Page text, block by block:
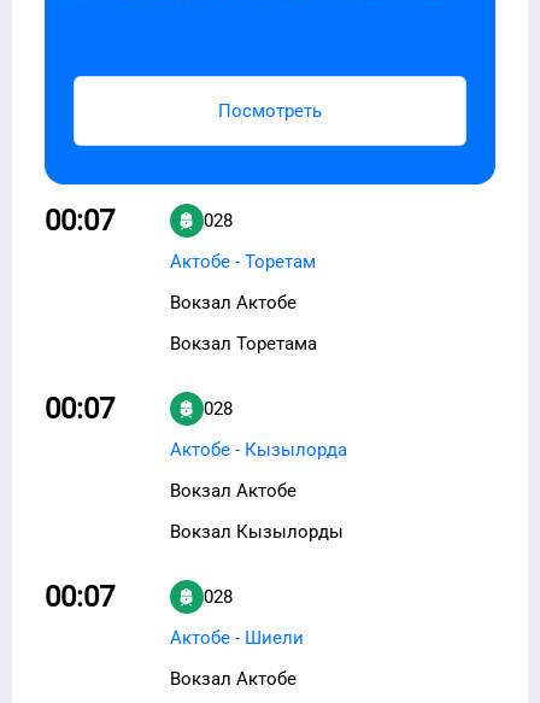
Посмотреть
00:07
028
Актобе - Торетам
Вокзал Актобе
Вокзал Торетама
00:07
028
Актобе - Кызылорда
Вокзал Актобе
Вокзал Кызылорды
00:07
028
Актобе - Шиели
Вокзал Актобе